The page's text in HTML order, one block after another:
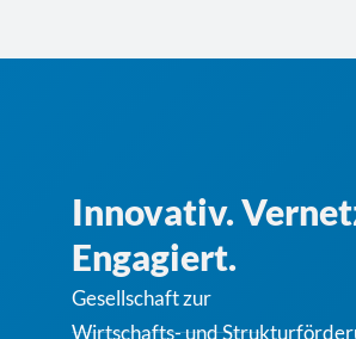
Innovativ.
Engagiert.
Gesellschaft zur
Wirt­schafts- und